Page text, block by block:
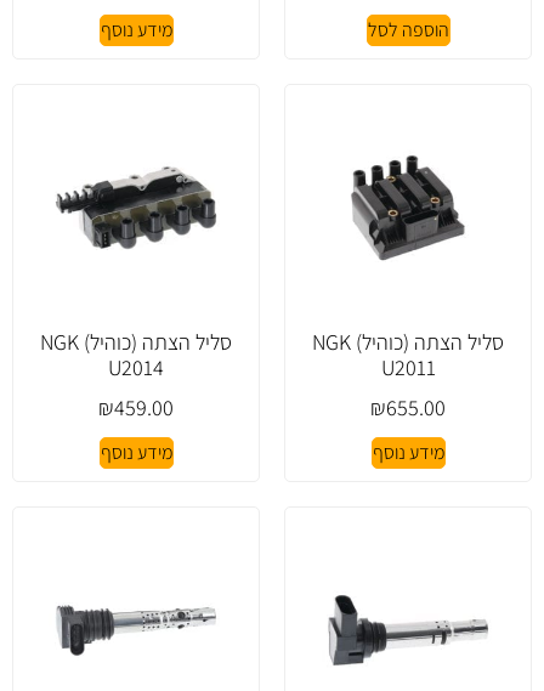
הוספה לסל מידע נוסף
סליל הצתה (כוהיל) NGK
U2011
₪655.00
מידע נוסף
סליל הצתה (כוהיל) NGK
U2014
₪459.00
מידע נוסף